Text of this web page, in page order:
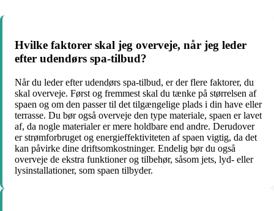
Hvilke faktorer skal jeg overveje, når jeg leder
efter udendørs spa-tilbud?
Når du leder efter udendørs spa-tilbud, er der flere faktorer, du
skal overveje. Først og fremmest skal du tænke på størrelsen af
spaen og om den passer til det tilgængelige plads i din have eller
terrasse. Du bør også overveje den type materiale, spaen er lavet
af, da nogle materialer er mere holdbare end andre. Derudover
er strømforbruget og energieffektiviteten af spaen vigtig, da det
kan påvirke dine driftsomkostninger. Endelig bør du også
overveje de ekstra funktioner og tilbehør, såsom jets, lyd- eller
lysinstallationer, som spaen tilbyder.